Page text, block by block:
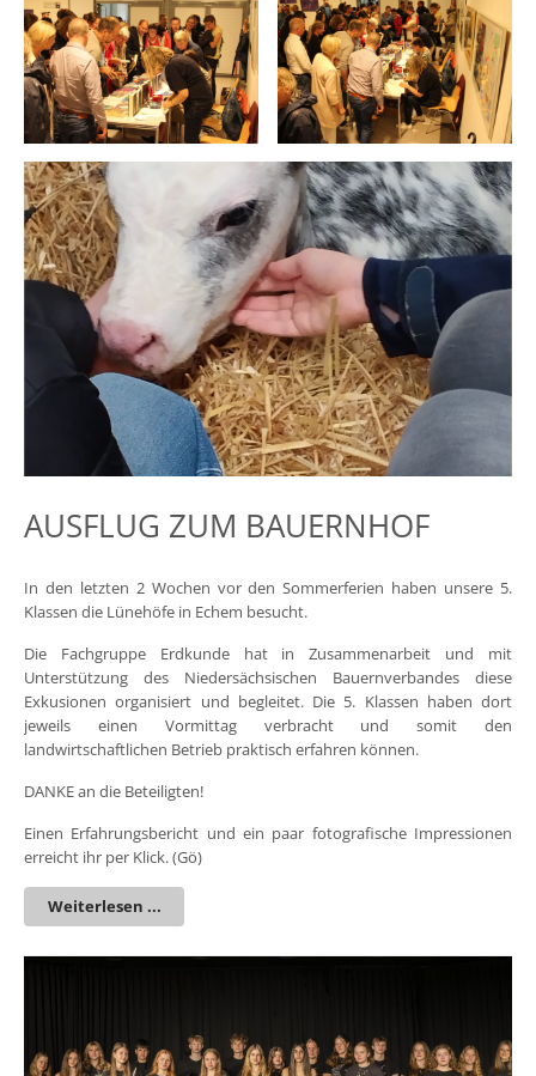
AUSFLUG ZUM BAUERNHOF
In den letzten 2 Wochen vor den Sommerferien haben unsere 5.
Klassen die Lünehöfe in Echem besucht.
Die Fachgruppe Erdkunde hat in Zusammenarbeit und mit
Unterstützung des Niedersächsischen Bauernverbandes diese
Exkusionen organisiert und begleitet. Die 5. Klassen haben dort
jeweils einen Vormittag verbracht und somit den
landwirtschaftlichen Betrieb praktisch erfahren können.
DANKE an die Beteiligten!
Einen Erfahrungsbericht und ein paar fotografische Impressionen
erreicht ihr per Klick. (Gö)
Weiterlesen ...